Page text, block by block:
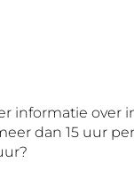
informatie over
dan 15 uur